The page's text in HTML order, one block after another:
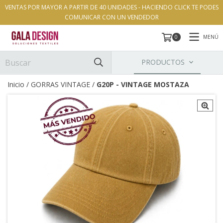
VENTAS POR MAYOR A PARTIR DE 40 UNIDADES - HACIENDO CLICK TE PODES
COMUNICAR CON UN VENDEDOR
0 MENÚ
PRODUCTOS
Inicio / GORRAS VINTAGE / G20P - VINTAGE MOSTAZA